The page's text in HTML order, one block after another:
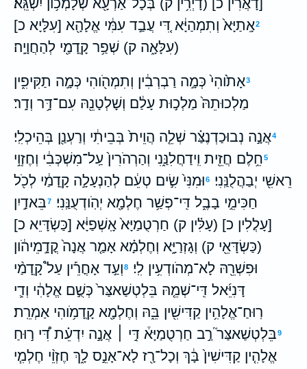
2אָֽתַיָּא֙ וְתִמְהַיָּ֔א דִּ֚י עֲבַ֣ד עִמִּ֔י אֱלָהָ֖א [עִלָּיָא כ]
(עִלָּאָ֑ה ק) שְׁפַ֥ר קָֽדָמַ֖י לְהַחֲוָיָֽה׃
3אָתֹ֙והִי֙ כְּמָ֣ה רַבְרְבִ֔ין וְתִמְהֹ֖והִי כְּמָ֣ה תַקִּיפִ֑ין
מַלְכוּתֵהּ֙ מַלְכ֣וּת עָלַ֔ם וְשָׁלְטָנֵ֖הּ עִם־דָּ֥ר וְדָֽר׃
4אֲנָ֣ה נְבוּכַדְנֶצַּ֗ר שְׁלֵ֤ה הֲוֵית֙ בְּבֵיתִ֔י וְרַעְנַ֖ן בְּהֵיכְלִֽי׃
5חֵ֥לֶם חֲזֵ֖ית וִֽידַחֲלִנַּ֑נִי וְהַרְהֹרִין֙ עַֽל־מִשְׁכְּבִ֔י וְחֶזְוֵ֥י
רֵאשִׁ֖י יְבַהֲלֻנַּֽנִי׃
6וּמִנִּי֙ שִׂ֣ים טְעֵ֔ם לְהַנְעָלָ֣ה קָֽדָמַ֔י לְכֹ֖ל
חַכִּימֵ֣י בָבֶ֑ל דִּֽי־פְשַׁ֥ר חֶלְמָ֖א יְהֹֽודְעֻנַּֽנִי׃
7בֵּאדַ֣יִן
[עָלֲלִין כ] (עָלִּ֗ין ק) חַרְטֻמַיָּא֙ אָֽשְׁפַיָּ֔א [כַּשְׂדָּיֵא כ]
(כַּשְׂדָּאֵ֖י ק) וְגָזְרַיָּ֑א וְחֶלְמָ֗א אָמַ֤ר אֲנָה֙ קֳדָ֣מֵיהֹ֔ון
וּפִשְׁרֵ֖הּ לָא־מְהֹודְעִ֥ין לִֽי׃
8וְעַ֣ד אָחֳרֵ֡ין עַל֩ קָֽדָמַ֨י
דָּנִיֵּ֜אל דִּֽי־שְׁמֵ֤הּ בֵּלְטְשַׁאצַּר֙ כְּשֻׁ֣ם אֱלָהִ֔י וְדִ֛י
רֽוּחַ־אֱלָהִ֥ין קַדִּישִׁ֖ין בֵּ֑הּ וְחֶלְמָ֖א קָֽדָמֹ֥והִי אַמְרֵֽת׃
9בֵּלְטְשַׁאצַּר֮ רַ֣ב חַרְטֻמַיָּא֒ דִּ֣י ׀ אֲנָ֣ה יִדְעֵ֗ת דִּ֠י ר֣וּחַ
אֱלָהִ֤ין קַדִּישִׁין֙ בָּ֔ךְ וְכָל־רָ֖ז לָא־אָנֵ֣ס לָ֑ךְ חֶזְוֵ֨י חֶלְמִ֧י